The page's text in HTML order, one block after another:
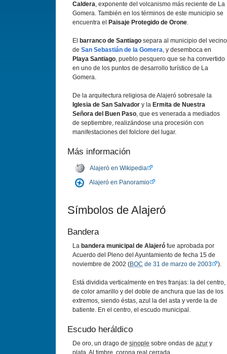
Caldera, exponente del volcanismo más reciente de La
Gomera. También en los términos de este municipio se
encuentra el
Paisaje Protegido de Orone.
El barranco de Santiago separa al municipio del vecino
de San Sebastián de la Gomera, y desemboca en
Playa Santiago, pueblo pesquero que se ha convertido
en uno de los puntos de desarrollo turí­stico de La
Gomera.
De la arquitectura religiosa de Alajeró sobresale la
Iglesia de San Salvador y la Ermita de Nuestra
Señora del Buen Paso, que es venerada a mediados
de septiembre, realizándose una procesión con
manifestaciones del folclore del lugar.
Más información
Alajeró en Wikipedia
Alajeró en Panoramio
Sí­mbolos de Alajeró
Bandera
La bandera municipal de Alajeró fue aprobada por
Acuerdo del Pleno del Ayuntamiento de fecha 15 de
noviembre de 2002 (BOC de 31 de marzo de 2003 ).
Está dividida verticalmente en tres franjas: la del centro,
de color amarillo y del doble de anchura que las de los
extremos, siendo éstas, azul la del asta y verde la de
batiente. En el centro, el escudo municipal.
Escudo heráldico
De oro, un drago de sinople sobre ondas de azur y
plata. Al timbre, corona real cerrada.